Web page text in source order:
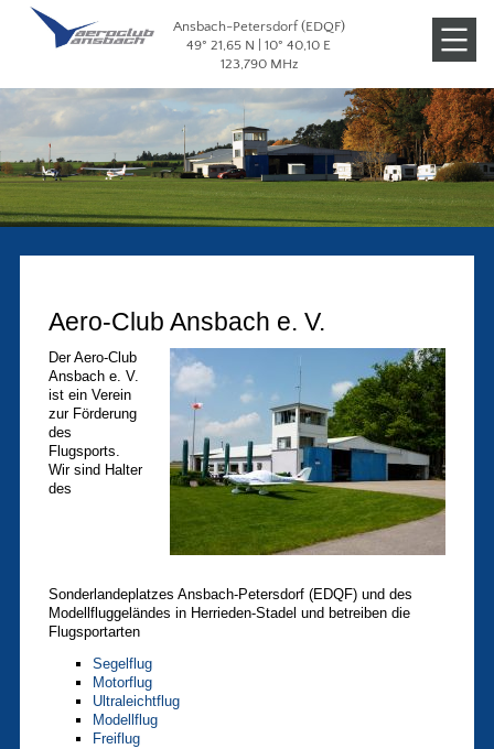
Ansbach-Petersdorf (EDQF)
49° 21,65 N | 10° 40,10 E
123,790 MHz
Aero-Club Ansbach e. V.
Der Aero-Club
Ansbach e. V.
ist ein Verein
zur Förderung
des
Flugsports.
Wir sind Halter
des
Sonderlandeplatzes Ansbach-Petersdorf (EDQF) und des
Modellfluggeländes in Herrieden-Stadel und betreiben die
Flugsportarten
Segelflug
Motorflug
Ultraleichtflug
Modellflug
Freiflug
Veranstaltungen
Galerien